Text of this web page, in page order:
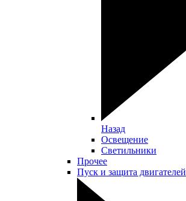
Назад
Освещение
Светильники
Прочее
Пуск и защита двигателей